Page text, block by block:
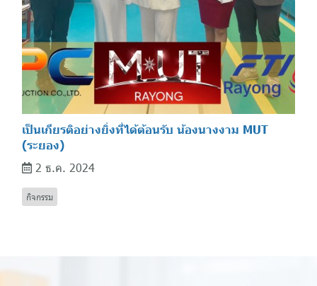
เป็นเกียรติอย่างยิ่งที่ได้ต้อนรับ น้องนางงาม MUT
(ระยอง)
2 ธ.ค. 2024
กิจกรรม